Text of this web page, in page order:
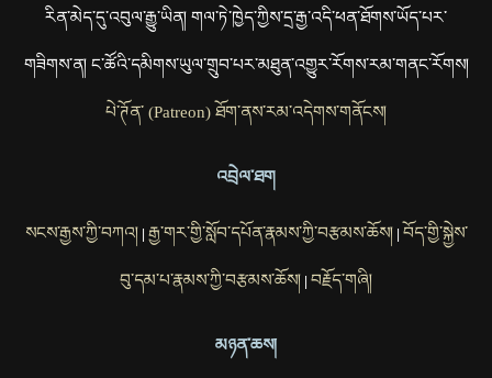
རིན་མེད་དུ་འབུལ་རྒྱུ་ཡིན། གལ་ཏེ་ཁྱེད་ཀྱིས་དྲ་རྒྱ་འདི་ཕན་ཐོགས་ཡོད་པར་
གཟིགས་ན། ང་ཚོའི་དམིགས་ཡུལ་གྲུབ་པར་མཐུན་འགྱུར་རོགས་རམ་གནང་རོགས།
པེ་ཊོན་ (Patreon) ཐོག་ནས་རམ་འདེགས་གནོངས།
འབྲེལ་ཐག
སངས་རྒྱས་ཀྱི་བཀའ། རྒྱ་གར་གྱི་སློབ་དཔོན་རྣམས་ཀྱི་བརྩམས་ཆོས། བོད་གྱི་སྐྱེས་
བུ་དམ་པ་རྣམས་ཀྱི་བརྩམས་ཆོས། བརྗོད་གཞི།
མཉན་ཆས།